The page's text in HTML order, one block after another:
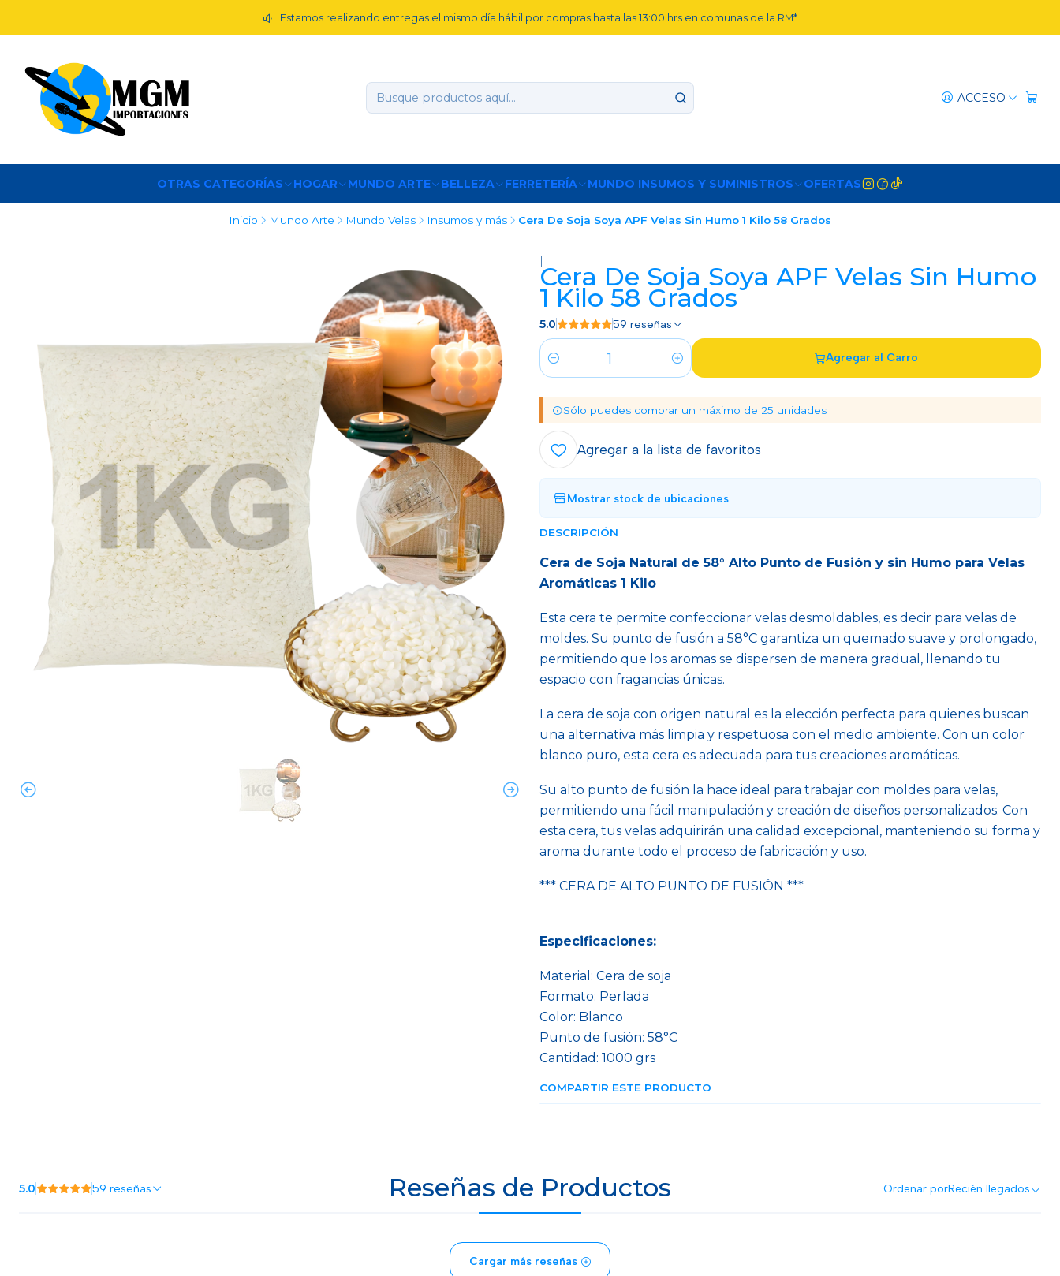
ACCESO
OTRAS CATEGORÍAS HOGAR MUNDO ARTE BELLEZA FERRETERÍA MUNDO INSUMOS Y SUMINISTROS OFERTAS
Estamos realizando entregas el mismo día hábil por compras hasta las 13:00 hrs en comunas de la RM*
Inicio Mundo Arte Mundo Velas Insumos y más Cera De Soja Soya APF Velas Sin Humo 1 Kilo 58 Grados
|
Cera De Soja Soya APF Velas Sin Humo
1 Kilo 58 Grados
5.0 59 reseñas
Cantidad
Agregar al Carro
Sólo puedes comprar un máximo de 25 unidades
Agregar a la lista de favoritos
Mostrar stock de ubicaciones
DESCRIPCIÓN
Cera de Soja Natural de 58° Alto Punto de Fusión y sin Humo para Velas
Aromáticas 1 Kilo
Esta cera te permite confeccionar velas desmoldables, es decir para velas de
moldes. Su punto de fusión a 58°C garantiza un quemado suave y prolongado,
permitiendo que los aromas se dispersen de manera gradual, llenando tu
espacio con fragancias únicas.
La cera de soja con origen natural es la elección perfecta para quienes buscan
una alternativa más limpia y respetuosa con el medio ambiente. Con un color
blanco puro, esta cera es adecuada para tus creaciones aromáticas.
Su alto punto de fusión la hace ideal para trabajar con moldes para velas,
permitiendo una fácil manipulación y creación de diseños personalizados. Con
esta cera, tus velas adquirirán una calidad excepcional, manteniendo su forma y
aroma durante todo el proceso de fabricación y uso.
*** CERA DE ALTO PUNTO DE FUSIÓN ***
Especificaciones:
Material: Cera de soja
Formato: Perlada
Color: Blanco
Punto de fusión: 58°C
Cantidad: 1000 grs
COMPARTIR ESTE PRODUCTO
Reseñas de Productos
5.0 59 reseñas Ordenar porRecién llegados
Cargar más reseñas